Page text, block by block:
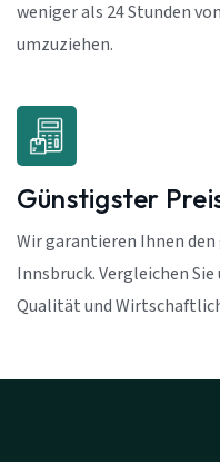
weniger als 24 Stunden
umzuziehen.
Günstigster
Wir garantieren Ihnen
Innsbruck. Vergleichen
Qualität und